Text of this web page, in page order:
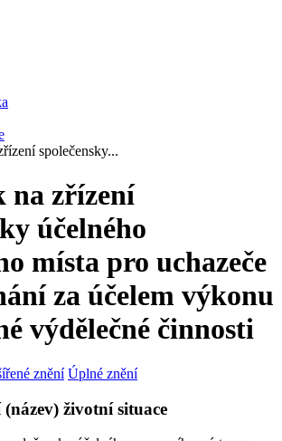
společensky...
na zřízení
účelného
místa pro uchazeče
za účelem výkonu
výdělečné činnosti
znění Úplné znění
životní situace